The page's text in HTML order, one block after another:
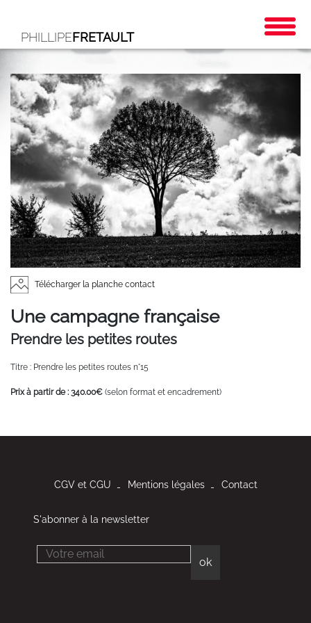
PHILLIPEFRETAULT
Télécharger la planche contact
Une campagne française
Prendre les petites routes
Titre : Prendre les petites routes n°15
Prix à partir de : 340.00€ (selon format et encadrement)
CGV et CGU Mentions légales Contact
S'abonner à la newsletter